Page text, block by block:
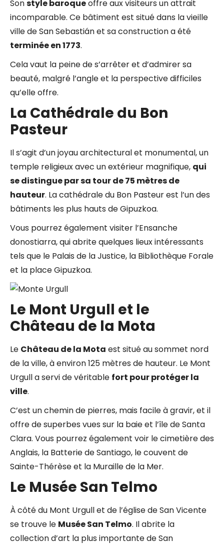
Sonstyle baroqueoffre aux visiteurs un attrait
incomparable. Ce bâtiment est situé dans la vieille
ville de San Sebastián et sa construction a été
terminée en 1773.
Cela vaut la peine de s’arrêter et d’admirer sa
beauté, malgré l’angle et la perspective difficiles
qu’elle offre.
La Cathédrale du Bon
Pasteur
Il s’agit d’un joyau architectural et monumental, un
temple religieux avec un extérieur magnifique, qui
se distingue par sa tour de 75 mètres de
hauteur. La cathédrale du Bon Pasteur est l’un des
bâtiments les plus hauts de Gipuzkoa.
Vous pourrez également visiter l’Ensanche
donostiarra, qui abrite quelques lieux intéressants
tels que le Palais de la Justice, la Bibliothèque Forale
et la place Gipuzkoa.
Le Mont Urgull et le
Château de la Mota
Le Château de la Mota est situé au sommet nord
de la ville, à environ 125 mètres de hauteur. Le Mont
Urgull a servi de véritable fort pour protéger la
ville.
C’est un chemin de pierres, mais facile à gravir, et il
offre de superbes vues sur la baie et l’île de Santa
Clara. Vous pourrez également voir le cimetière des
Anglais, la Batterie de Santiago, le couvent de
Sainte-Thérèse et la Muraille de la Mer.
Le Musée San Telmo
À côté du Mont Urgull et de l’église de San Vicente
se trouve le Musée San Telmo. Il abrite la
collection d’art la plus importante de San